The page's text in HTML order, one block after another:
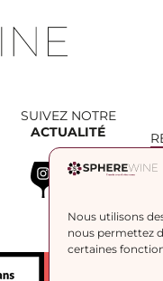
Nous utilisons
nous permettez
certaines
SUIVEZ NOTRE
ACTUALITÉ
Instagram WhatsApp LinkedIn